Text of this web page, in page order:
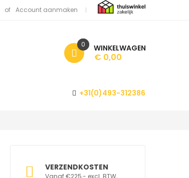
Account aanmaken
WINKELWAGEN
0
€ 0,00
+31(0)493-312386
VERZENDKOSTEN